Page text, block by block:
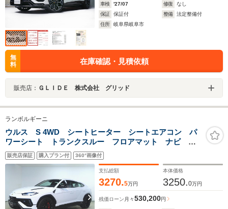
車検
'27/07 修復
なし
保証
保証付 整備
法定整備付
住所
岐阜県岐阜市
無
料
在庫確認・見積依頼
販売店： ＧＬＩＤＥ 株式会社 グリッド
ランボルギーニ
ウルス S 4WD シートヒーター シートエアコン パ
ワーシート トランクスルー フロアマット ナビ 音
楽プレーヤー接続 Bluetooth接続 TV ETC サンルー
フ・ガラスルーフ LEDヘッドライト 電動リアゲート
販売店保証 購入プラン付 360°画像付
支払総額
3270.5万円
本体価格
3250.0万円
残価ローン 月々530,200円